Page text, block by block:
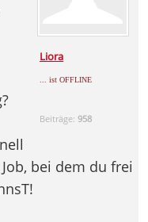
Liora
... ist OFFLINE
Beiträge:958
bei dem du frei